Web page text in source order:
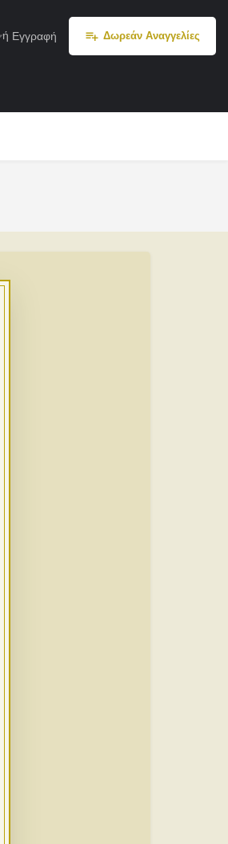
ή Εγγραφή Δωρεάν Αναγγελίες